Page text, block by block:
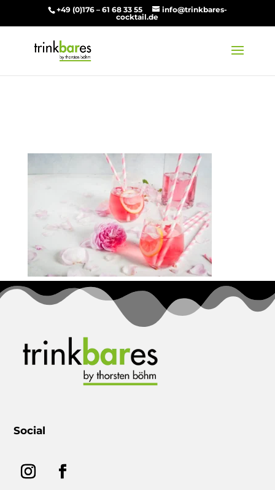
+49 (0)176 – 61 68 33 55
info@trinkbares-
cocktail.de
Social